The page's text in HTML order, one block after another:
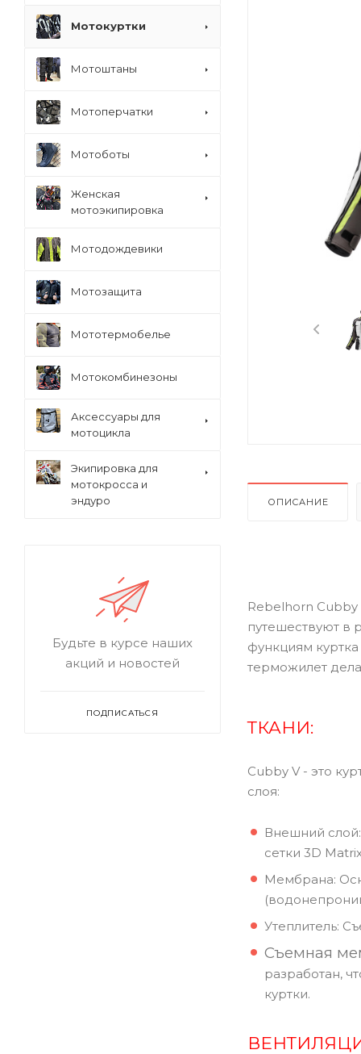
ОПИСАНИЕ
Rebelhorn Cubby
путешествуют в
функциям
терможилет
ТКАНИ:
Cubby V - это
слоя:
Внешний
сетки 3D
Мембрана:
Утеплитель:
Съемная
разработан,
куртки.
Мотокуртки
Мотоштаны
Мотоперчатки
Мотоботы
Женская
мотоэкипировка
Мотодождевики
Мотозащита
Мототермобелье
Мотокомбинезоны
Аксессуары для
мотоцикла
Экипировка для
мотокросса и
эндуро
Будьте в курсе наших
акций и новостей
ПОДПИСАТЬСЯ